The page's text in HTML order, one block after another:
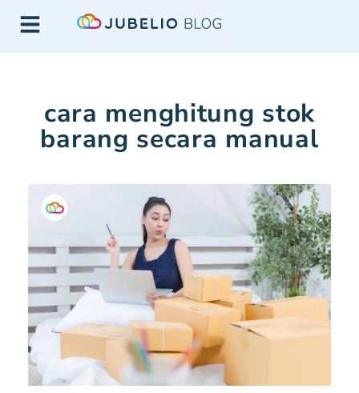
cara menghitung stok
barang secara manual